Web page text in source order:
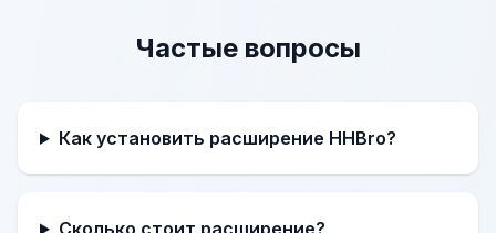
Частые вопросы
Как установить расширение HHBro?
Сколько стоит расширение?